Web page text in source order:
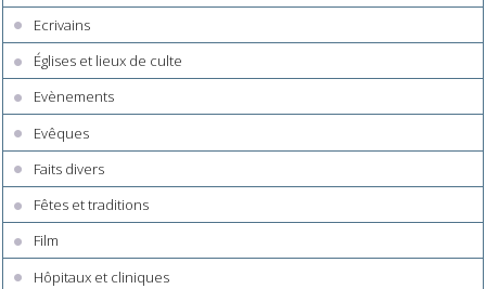
Ecrivains
Églises et lieux de culte
Evènements
Evêques
Faits divers
Fêtes et traditions
Film
Hôpitaux et cliniques